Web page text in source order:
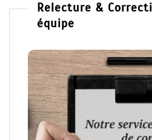
Relecture &
équipe